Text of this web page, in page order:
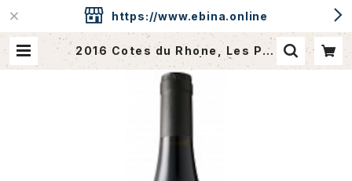
https://www.ebina.online
2016 Cotes du Rhone, Les Pra
des / Dm. Mazurd | ebina.onli
ne / CAVEdeEBINA